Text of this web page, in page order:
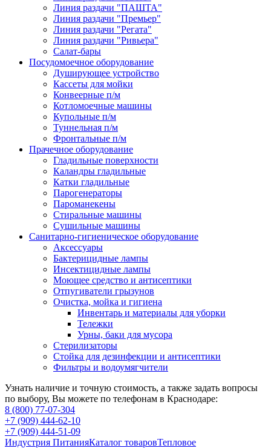
Линия раздачи "ПАШТА"
Линия раздачи "Премьер"
Линия раздачи "Регата"
Линия раздачи "Ривьера"
Салат-бары
Посудомоечное оборудование
Душирующее устройство
Кассеты для мойки
Конвеерные п/м
Котломоечные машины
Купольные п/м
Туннельная п/м
Фронтальные п/м
Прачечное оборудование
Гладильные поверхности
Каландры гладильные
Катки гладильные
Парогенераторы
Пароманекены
Стиральные машины
Сушильные машины
Санитарно-гигиеническое оборудование
Аксессуары
Бактерицидные лампы
Инсектицидные лампы
Моющее средство и антисептики
Отпугиватели грызунов
Очистка, мойка и гигиена
Инвентарь и материалы для уборки
Тележки
Урны, баки для мусора
Стерилизаторы
Стойка для дезинфекции и антисептики
Фильтры и водоумягчители
Узнать наличие и точную стоимость, а также задать вопросы
по выбору, Вы можете по телефонам в Краснодаре:
8 (800) 77-07-304
+7 (909) 444-62-10
+7 (909) 444-51-09
Индустрия ПитанияКаталог товаровТепловое